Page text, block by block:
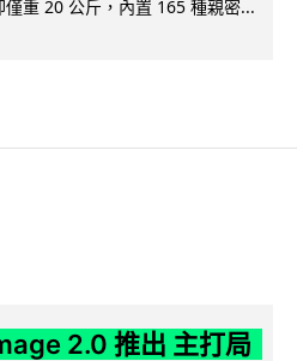
重 20 公斤，內置 165 種親密...
2.0 推出 主打局